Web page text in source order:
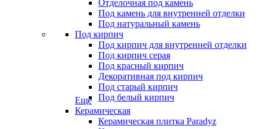
Отделочная под камень
Под камень для внутренней отделки
Под натуральный камень
Под кирпич
Под кирпич для внутренней отделки
Под кирпич серая
Под красный кирпич
Декоративная под кирпич
Под старый кирпич
Под белый кирпич
Еще
Керамическая
Керамическая плитка Paradyz